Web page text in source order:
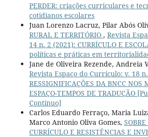
PERDER: criações curriculares e
cotidianos escolares
Juan Lorenzo Lacruz, Pilar Abós
RURAL E TERRITÓRIO , Revista
14 n. 2 (2021): CURRÍCULO E
políticas e práticas em
Jane de Oliveira Rezende, Andreia
Revista Espaço do Currículo: v. 18
RESSIGNIFICAÇÕES DA BNCC NOS
ESPAÇO-TEMPOS DE TRADUÇÃO
Contínuo]
Carlos Eduardo Ferraço, Maria
Marco Antonio Oliva Gomes,
CURRÍCULO E RESISTÊNCIAS E